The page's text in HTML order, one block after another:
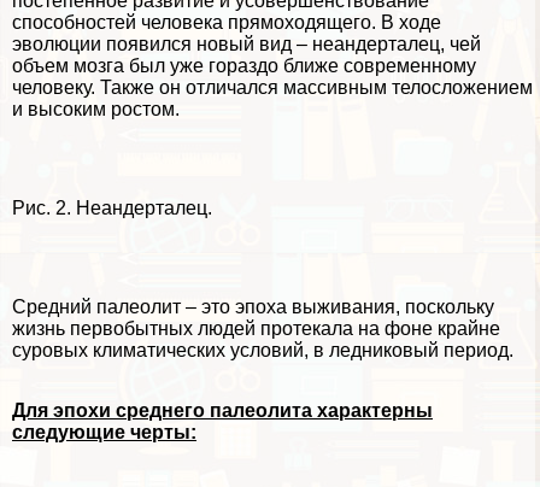
способностей человека прямоходящего. В ходе
эволюции появился новый вид – неандерталец, чей
объем мозга был уже гораздо ближе современному
человеку. Также он отличался массивным телосложением
и высоким ростом.
Рис. 2. Неандерталец.
Средний палеолит – это эпоха выживания, поскольку
жизнь первобытных людей протекала на фоне крайне
суровых климатических условий, в ледниковый период.
Для эпохи среднего палеолита хаpaктерны
следующие черты: